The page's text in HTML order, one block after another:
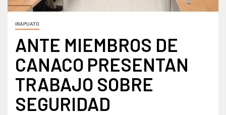
IRAPUATO
ANTE MIEMBROS DE
CANACO PRESENTAN
TRABAJO SOBRE
SEGURIDAD